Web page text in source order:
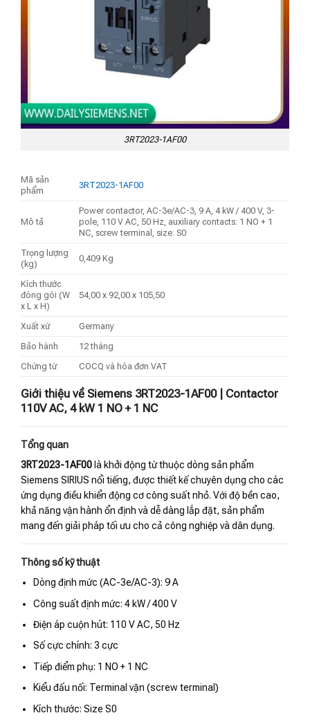
3RT2023-1AF00
Mã sản
phẩm
3RT2023-1AF00
Mô tả
Power contactor, AC-3e/AC-3, 9 A, 4 kW / 400 V, 3-
pole, 110 V AC, 50 Hz, auxiliary contacts: 1 NO + 1
NC, screw terminal, size: S0
Trọng lượng
(kg)
0,409 Kg
Kích thước
đóng gói (W
x L x H)
54,00 x 92,00 x 105,50
Xuất xứ
Germany
Bảo hành
12 tháng
Chứng từ
COCQ và hóa đơn VAT
Giới thiệu về Siemens 3RT2023-1AF00 | Contactor
110V AC, 4 kW 1 NO + 1 NC
Tổng quan
3RT2023-1AF00 là khởi động từ thuộc dòng sản phẩm
Siemens SIRIUS nổi tiếng, được thiết kế chuyên dụng cho các
ứng dụng điều khiển động cơ công suất nhỏ. Với độ bền cao,
khả năng vận hành ổn định và dễ dàng lắp đặt, sản phẩm
mang đến giải pháp tối ưu cho cả công nghiệp và dân dụng.
Thông số kỹ thuật
Dòng định mức (AC-3e/AC-3): 9 A
Công suất định mức: 4 kW / 400 V
Điện áp cuộn hút: 110 V AC, 50 Hz
Số cực chính: 3 cực
Tiếp điểm phụ: 1 NO + 1 NC
Kiểu đấu nối: Terminal vặn (screw terminal)
Kích thước: Size S0